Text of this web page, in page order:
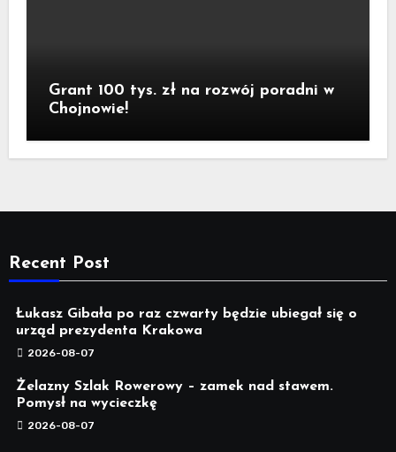
Grant 100 tys. zł na rozwój poradni w
Chojnowie!
Recent Post
Łukasz Gibała po raz czwarty będzie ubiegał się o
urząd prezydenta Krakowa
2026-08-07
Żelazny Szlak Rowerowy – zamek nad stawem.
Pomysł na wycieczkę
2026-08-07